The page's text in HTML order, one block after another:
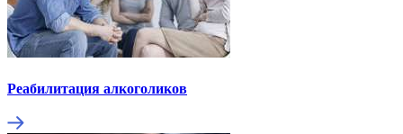
Реабилитация алкоголиков